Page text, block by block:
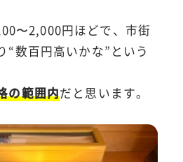
〜2,000円ほどで、市街
“数百円高いかな”という
の範囲内だと思います。